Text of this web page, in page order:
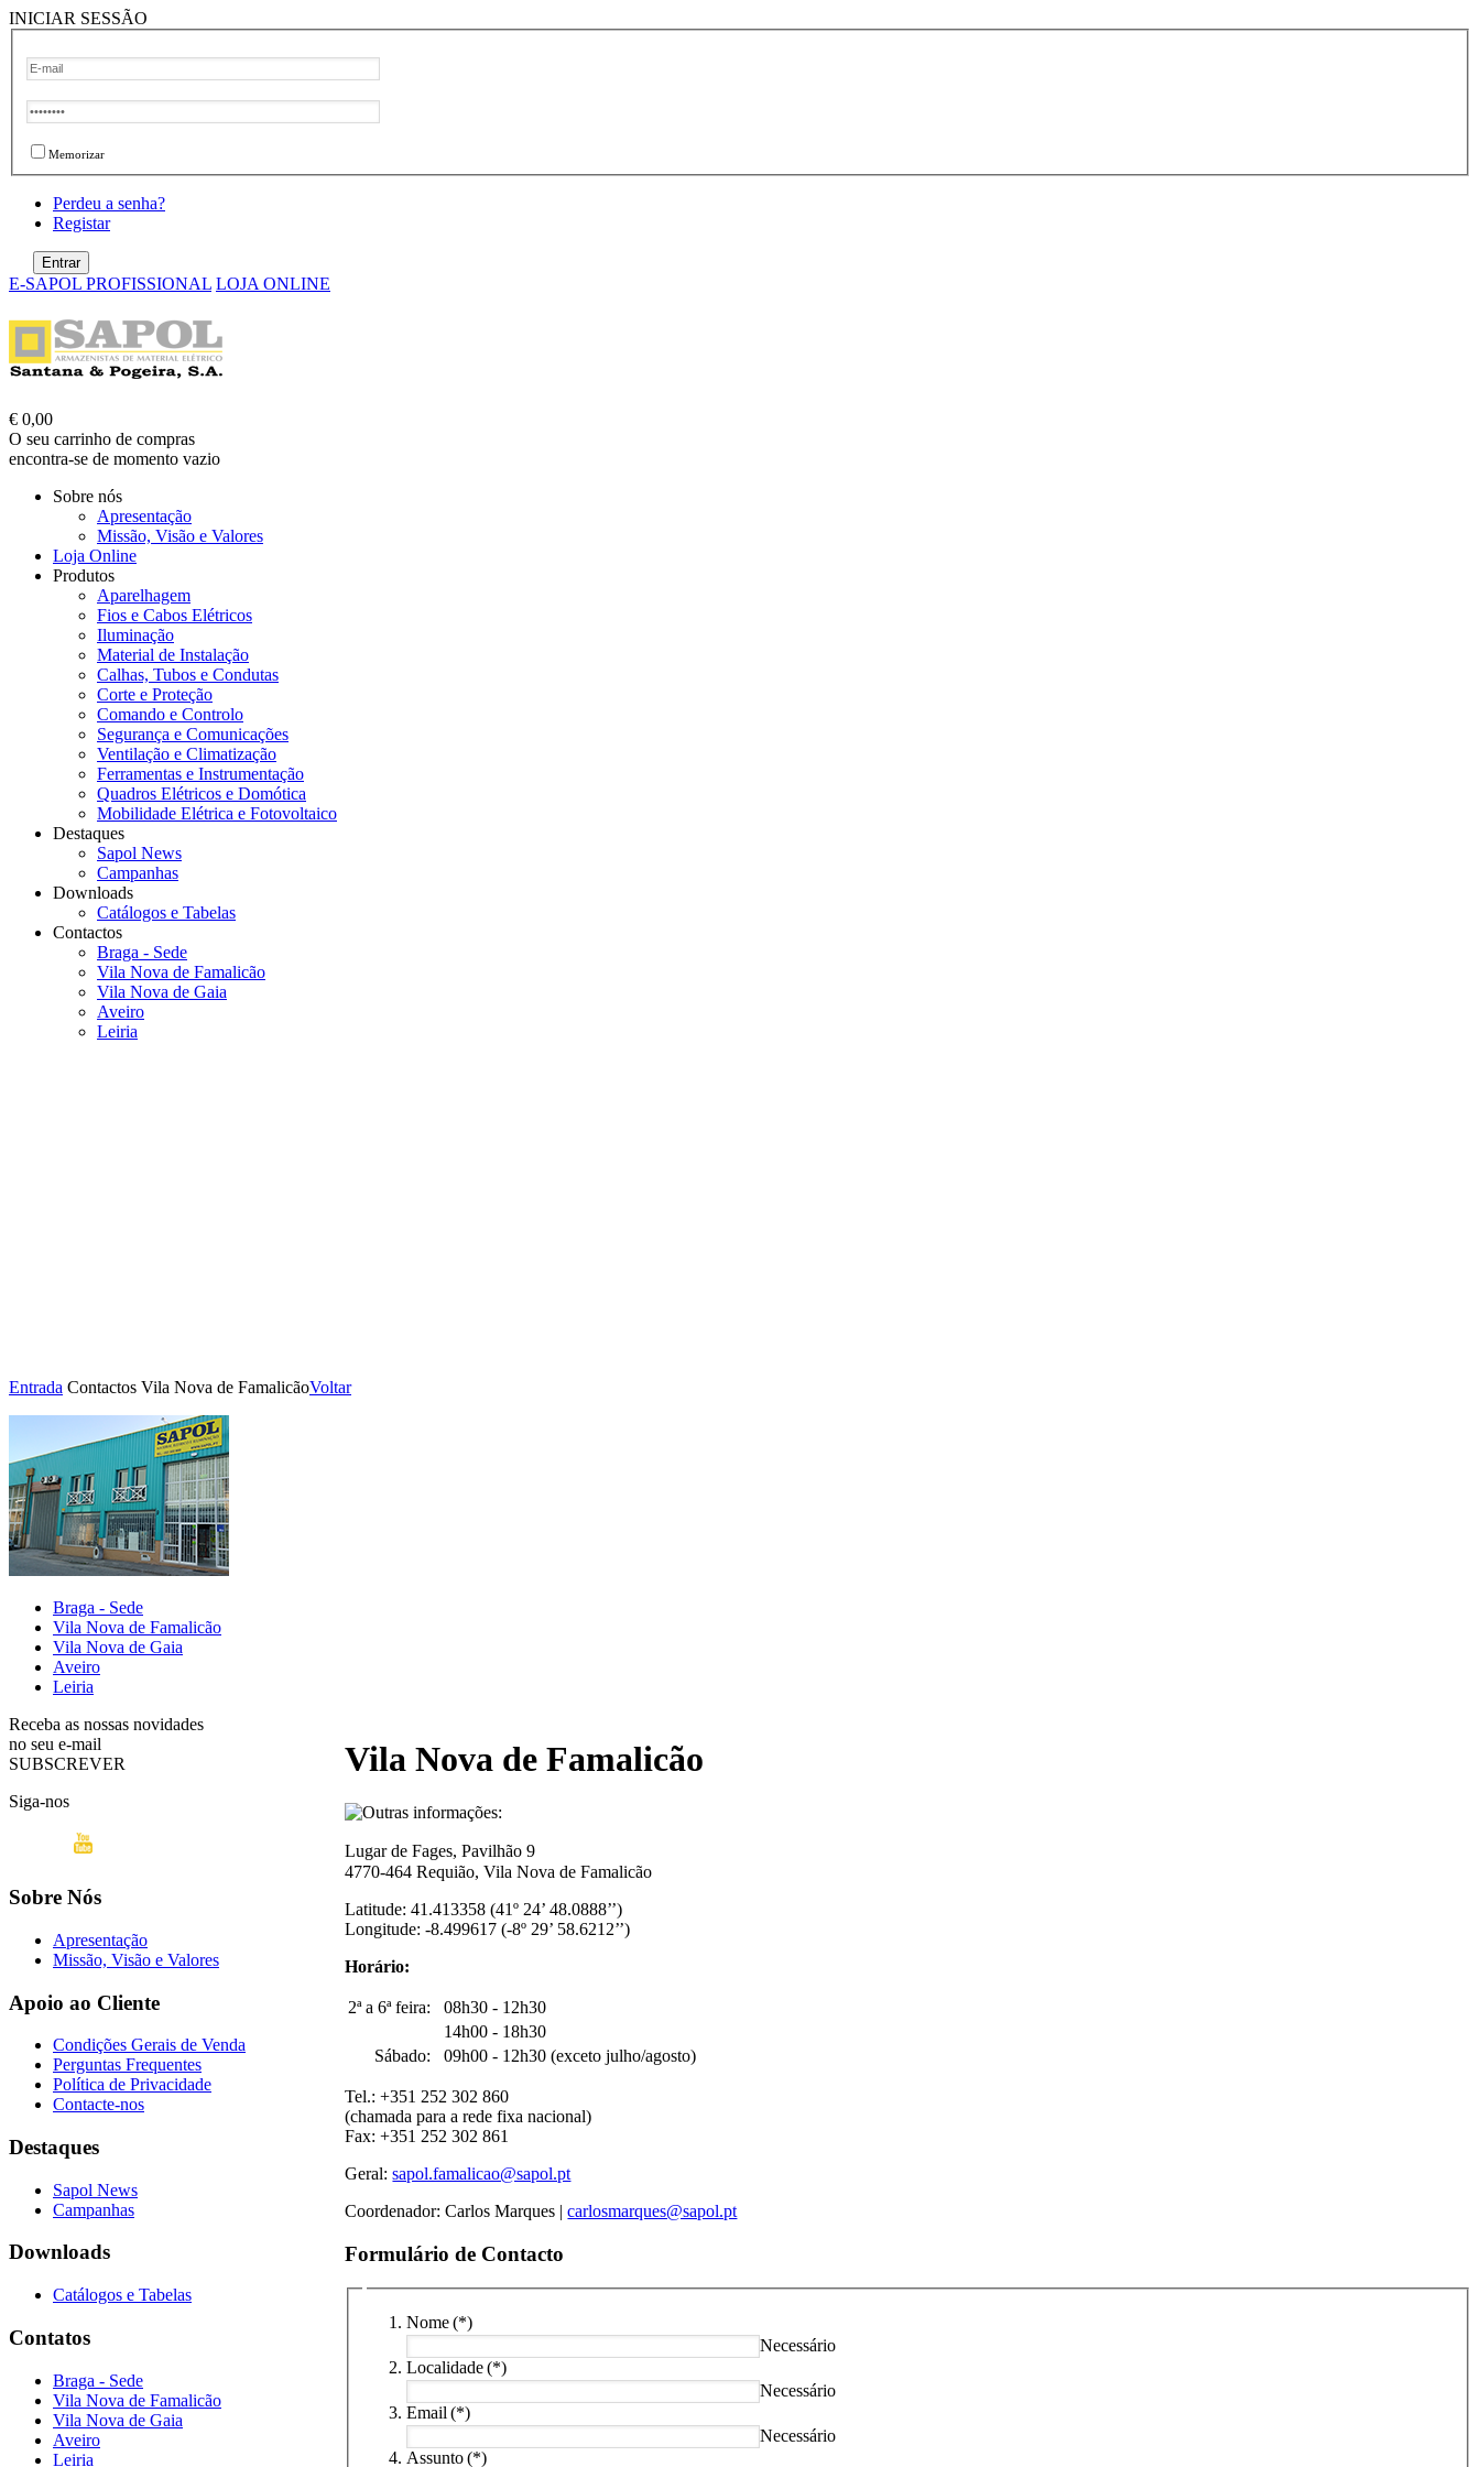
INICIAR SESSÃO
Memorizar
Perdeu a senha?
Registar
E-SAPOL PROFISSIONAL LOJA ONLINE
€ 0,00
O seu carrinho de compras
encontra-se de momento vazio
Sobre nós
Apresentação
Missão, Visão e Valores
Loja Online
Produtos
Aparelhagem
Fios e Cabos Elétricos
Iluminação
Material de Instalação
Calhas, Tubos e Condutas
Corte e Proteção
Comando e Controlo
Segurança e Comunicações
Ventilação e Climatização
Ferramentas e Instrumentação
Quadros Elétricos e Domótica
Mobilidade Elétrica e Fotovoltaico
Destaques
Sapol News
Campanhas
Downloads
Catálogos e Tabelas
Contactos
Braga - Sede
Vila Nova de Famalicão
Vila Nova de Gaia
Aveiro
Leiria
Entrada Contactos Vila Nova de FamalicãoVoltar
Braga - Sede
Vila Nova de Famalicão
Vila Nova de Gaia
Aveiro
Leiria
Vila Nova de Famalicão
Lugar de Fages, Pavilhão 9
4770-464 Requião, Vila Nova de Famalicão
Latitude: 41.413358 (41º 24’ 48.0888’’)
Longitude: -8.499617 (-8º 29’ 58.6212’’)
Horário:
2ª a 6ª feira:
08h30 - 12h30
14h00 - 18h30
Sábado:
09h00 - 12h30 (exceto julho/agosto)
Tel.: +351 252 302 860
(chamada para a rede fixa nacional)
Fax: +351 252 302 861
Geral:sapol.famalicao@sapol.pt
Coordenador: Carlos Marques |carlosmarques@sapol.pt
Formulário de Contacto
Nome (*)
Necessário
Localidade (*)
Necessário
Email (*)
Necessário
Assunto (*)
Receba as nossas novidades
no seu e-mail
SUBSCREVER
Siga-nos
Sobre Nós
Apresentação
Missão, Visão e Valores
Apoio ao Cliente
Condições Gerais de Venda
Perguntas Frequentes
Política de Privacidade
Contacte-nos
Destaques
Sapol News
Campanhas
Downloads
Catálogos e Tabelas
Contatos
Braga - Sede
Vila Nova de Famalicão
Vila Nova de Gaia
Aveiro
Leiria